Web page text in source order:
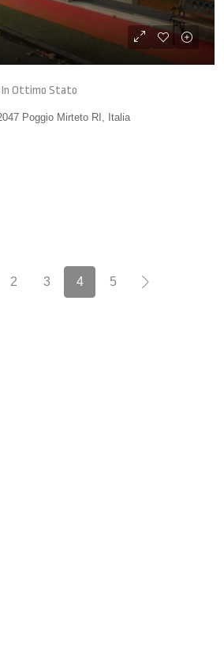
In Ottimo Stato
Poggio Mirteto RI, Italia
2 3 4 5